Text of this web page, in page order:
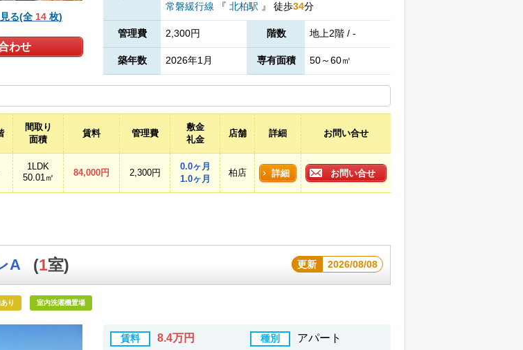
る(全 14 枚)
わせ
常磐緩行線
『 北柏駅 』 徒歩34分
管理費 2,300円 階数 地上2階 / -
築年数 2026年1月 専有面積 50～60㎡
間取り
面積
賃料 管理費
敷金
礼金
店舗 詳細 お問い合せ
1LDK
50.01㎡
84,000円 2,300円
0.0ヶ月
1.0ヶ月
柏店 詳細 お問い合せ
A (1室) 更新 2026/08/08
り 室内洗濯機置場
賃料 8.4万円 種別 アパート